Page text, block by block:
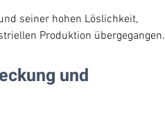
seiner hohen Löslichkeit,
Produktion übergegangen.
und